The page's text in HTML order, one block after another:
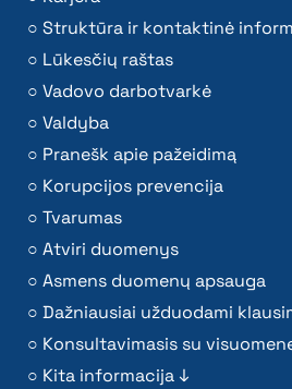
Struktūra ir kontaktinė
Lūkesčių raštas
Vadovo darbotvarkė
Valdyba
Pranešk apie pažeidimą
Korupcijos prevencija
Tvarumas
Atviri duomenys
Asmens duomenų apsauga
Dažniausiai užduodami
Konsultavimasis su
Kita informacija ↓